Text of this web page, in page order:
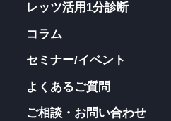
レッツ活用1分診断
コラム
セミナー/イベント
よくあるご質問
ご相談・お問い合わせ